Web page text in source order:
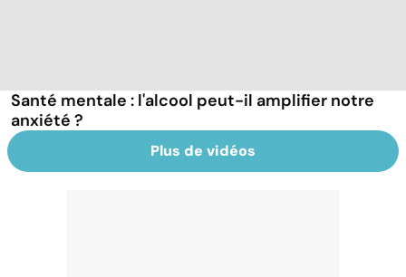
Santé mentale : l'alcool peut-il amplifier notre
anxiété ?
Plus de vidéos